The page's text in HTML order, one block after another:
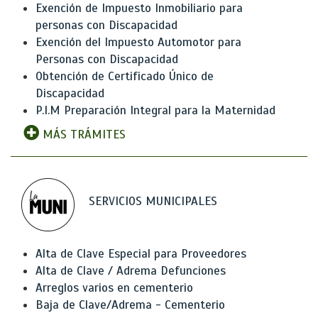
Exención de Impuesto Inmobiliario para
personas con Discapacidad
Exención del Impuesto Automotor para
Personas con Discapacidad
Obtención de Certificado Único de
Discapacidad
P.I.M Preparación Integral para la Maternidad
MÁS TRÁMITES
SERVICIOS MUNICIPALES
Alta de Clave Especial para Proveedores
Alta de Clave / Adrema Defunciones
Arreglos varios en cementerio
Baja de Clave/Adrema - Cementerio